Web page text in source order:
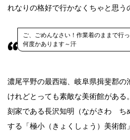
れなりの格好で行かなくちゃと思う
ご、ごめんなさい！作業着のままで行
何度かあります～汗
濃尾平野の最西端、岐阜県揖斐郡の
けれどとっても素敵な美術館がある
刻家である長沢知明（ながさわ ち
する「極小（きょくしょう）美術館